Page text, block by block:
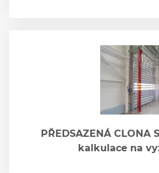
PŘEDSAZENÁ CLONA
kalkulace na